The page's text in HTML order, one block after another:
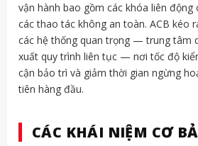
vận hành bao gồm các khóa liên động
các thao tác không an toàn. ACB kéo
các hệ thống quan trọng — trung tâm
xuất quy trình liên tục — nơi tốc độ
cận bảo trì và giảm thời gian ngừng
tiên hàng đầu.
CÁC KHÁI NIỆM CƠ